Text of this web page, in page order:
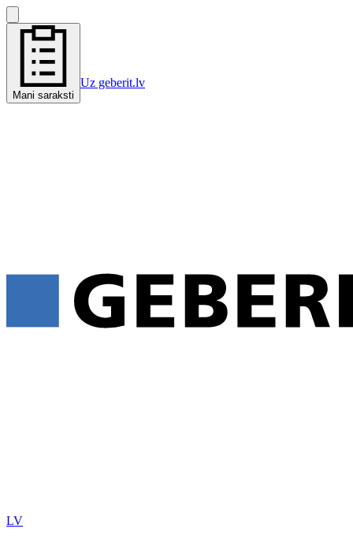
Mani saraksti
Uz geberit.lv
LV